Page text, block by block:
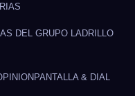
DEL GRUPO LADRILLO
PANTALLA & DIAL